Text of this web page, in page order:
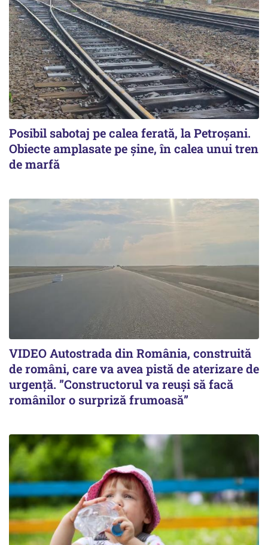
Posibil sabotaj pe calea ferată, la Petroșani.
Obiecte amplasate pe șine, în calea unui tren
de marfă
VIDEO Autostrada din România, construită
de români, care va avea pistă de aterizare de
urgență. ”Constructorul va reuși să facă
românilor o surpriză frumoasă”